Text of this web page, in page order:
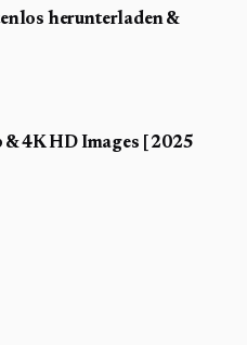
herunterladen &
4K HD Images [ 2025